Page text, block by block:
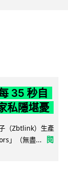
35 秒自
私隱堪憂
（Zbtlink）生產
」（無盡...
閱